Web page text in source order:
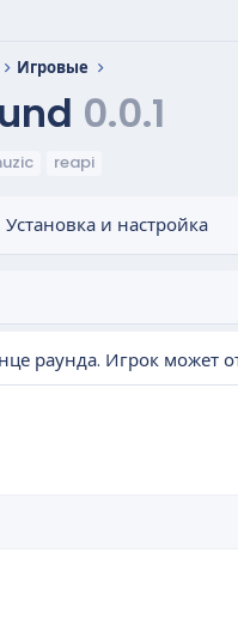
Игровые
0.0.1
reapi
Установка и настройка
раунда. Игрок